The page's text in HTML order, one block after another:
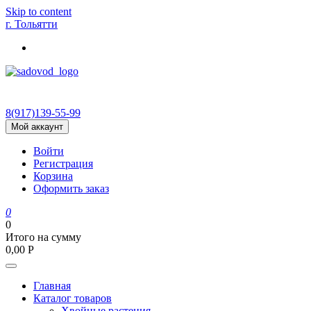
Skip to content
г. Тольятти
8(917)139‑55-99
Мой аккаунт
Войти
Регистрация
Корзина
Оформить заказ
0
0
Итого на сумму
0,00 Р
Главная
Каталог товаров